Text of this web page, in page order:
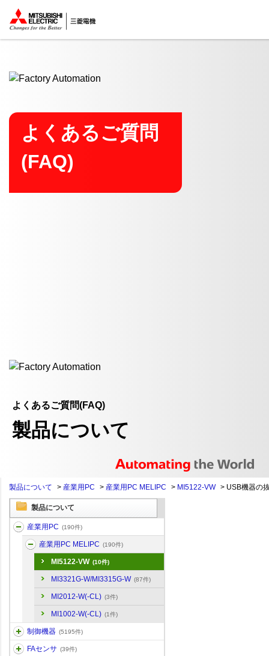
ここから本文
よくあるご質問
(FAQ)
よくあるご質問(FAQ)
製品について
製品について > 産業用PC > 産業用PC MELIPC > MI5122-VW > USB機器の
製品について
産業用PC (190件)
産業用PC MELIPC (190件)
MI5122-VW (10件)
MI3321G-W/MI3315G-W (87件)
MI2012-W(-CL) (3件)
MI1002-W(-CL) (1件)
制御機器 (5195件)
FAセンサ (39件)